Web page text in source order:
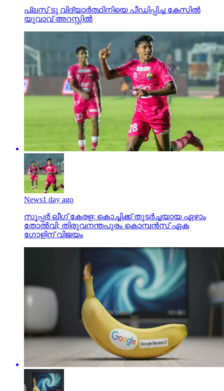
പ്ലസ് ടു വിദ്യാര്‍ത്ഥിനിയെ പീഡിപ്പിച്ച കേസില്‍
യുവാവ് അറസ്റ്റില്‍
News1 day ago
സൂപ്പര്‍ ലീഗ് കേരള: കൊച്ചിക്ക് തുടര്‍ച്ചയായ ഏഴാം
തോല്‍വി; തിരുവനന്തപുരം കൊമ്പന്‍സ് ഏക
ഗോളിന് വിജയം